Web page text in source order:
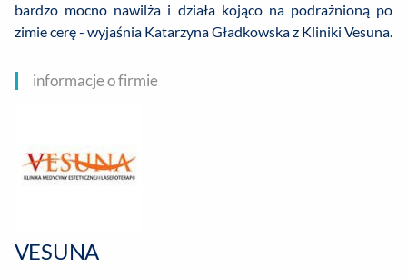
bardzo mocno nawilża i działa kojąco na podrażnioną po
zimie cerę - wyjaśnia Katarzyna Gładkowska z Kliniki Vesuna.
informacje o firmie
VESUNA